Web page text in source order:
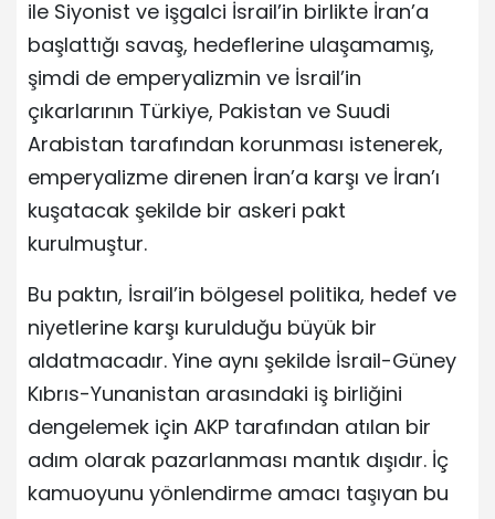
ile Siyonist ve işgalci İsrail’in birlikte İran’a
başlattığı savaş, hedeflerine ulaşamamış,
şimdi de emperyalizmin ve İsrail’in
çıkarlarının Türkiye, Pakistan ve Suudi
Arabistan tarafından korunması istenerek,
emperyalizme direnen İran’a karşı ve İran’ı
kuşatacak şekilde bir askeri pakt
kurulmuştur.
Bu paktın, İsrail’in bölgesel politika, hedef ve
niyetlerine karşı kurulduğu büyük bir
aldatmacadır. Yine aynı şekilde İsrail-Güney
Kıbrıs-Yunanistan arasındaki iş birliğini
dengelemek için AKP tarafından atılan bir
adım olarak pazarlanması mantık dışıdır. İç
kamuoyunu yönlendirme amacı taşıyan bu